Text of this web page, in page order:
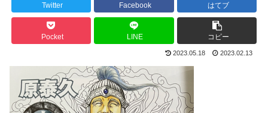
Twitter Facebook はてブ
Pocket LINE コピー
2023.05.18 2023.02.13